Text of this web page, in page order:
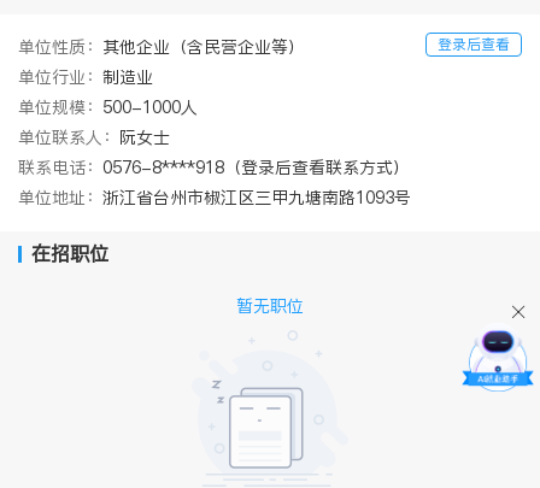
先后与中科院、浙江大学、浙江工业大学、同济大学、北京化工大
学等科研院所及重点高校进行了科技项目合作，与浙江工业大学成
立了“绿色过程装备技术应用研究院”，并成为浙江工业大学机械工
程专业学位研究生联合培养基地。目前拥有自主知识产权100多项，
其中发明专利25项。
公司持续投入资金，用于先进生产设施、检测设备的添置和更
新，实现了企业转型发展和装备现代化，产品符合GMP认证要求。
具备生产超长、超大件的硬件基础。目前公司拥有国内外客户500余
圳、重庆等地设立办事处，部分产品直接出口。另设立多支专业售
题，急客户之所急，已在国内外客户中赢得良好信誉。
二十多年来，我公司秉承“诚信、敬业、求精、创新”的企业精
神和“诚信立企、质量强企、人才兴企”的精益管理发展理念，真诚
登录后查看
单位性质： 其他企业（含民营企业等）
单位行业： 制造业
单位规模： 500-1000人
单位联系人： 阮女士
联系电话： 0576-8****918（登录后查看联系方式）
单位地址： 浙江省台州市椒江区三甲九塘南路1093号
在招职位
暂无职位